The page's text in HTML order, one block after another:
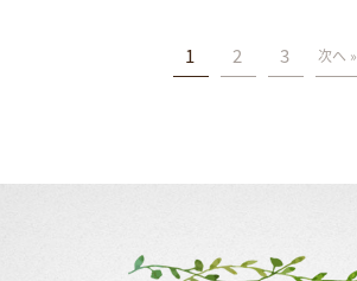
1 2 3 次へ »